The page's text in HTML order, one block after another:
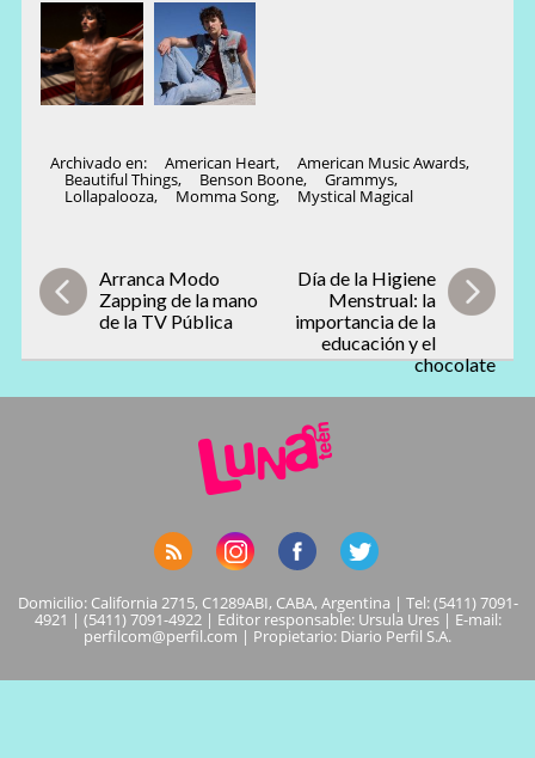
Archivado en: American Heart, American Music Awards,
Beautiful Things, Benson Boone, Grammys,
Lollapalooza, Momma Song, Mystical Magical
Arranca Modo
Zapping de la mano
de la TV Pública
Día de la Higiene
Menstrual: la
importancia de la
educación y el
chocolate
Domicilio: California 2715, C1289ABI, CABA, Argentina | Tel: (5411) 7091-
4921 | (5411) 7091-4922 | Editor responsable: Ursula Ures | E-mail:
perfilcom@perfil.com | Propietario: Diario Perfil S.A.